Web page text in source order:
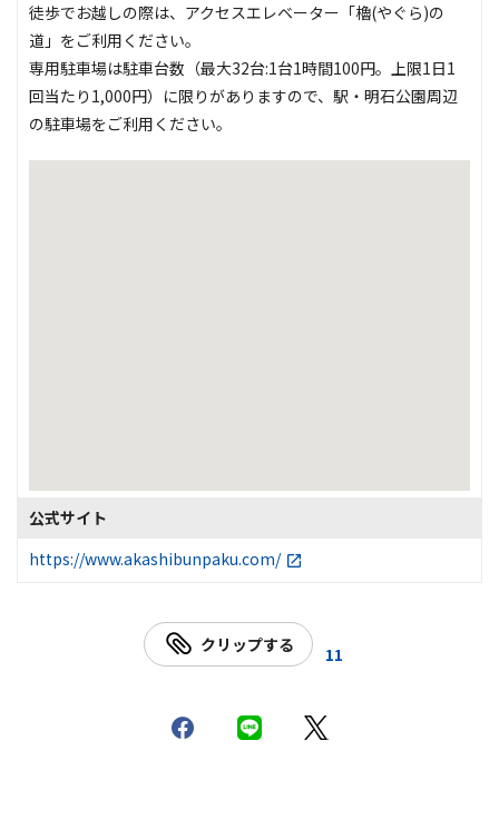
徒歩でお越しの際は、アクセスエレベーター「櫓(やぐら)の
道」をご利用ください。
専用駐車場は駐車台数（最大32台:1台1時間100円。上限1日1
回当たり1,000円）に限りがありますので、駅・明石公園周辺
の駐車場をご利用ください。
公式サイト
https://www.akashibunpaku.com/
クリップする 11